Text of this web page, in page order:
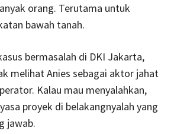
orang. Terutama untuk
bawah tanah.
bermasalah di DKI Jakarta,
melihat Anies sebagai aktor jahat
Kalau mau menyalahkan,
proyek di belakangnyalah yang
jawab.